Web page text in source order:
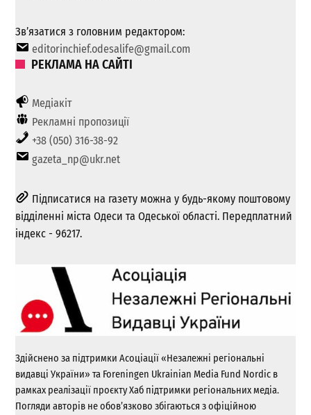
Зв’язатися з головним редактором:
editorinchief.odesalife@gmail.com
РЕКЛАМА НА САЙТІ
Медіакіт
Рекламні пропозиції
+38 (050) 316-38-92
gazeta_np@ukr.net
Підписатися на газету можна у будь-якому поштовому
відділенні міста Одеси та Одеської області. Передплатний
індекс - 96217.
Здійснено за підтримки Асоціації «Незалежні регіональні
видавці України» та Foreningen Ukrainian Media Fund Nordic в
рамках реалізації проєкту Хаб підтримки регіональних медіа.
Погляди авторів не обов’язково збігаються з офіційною